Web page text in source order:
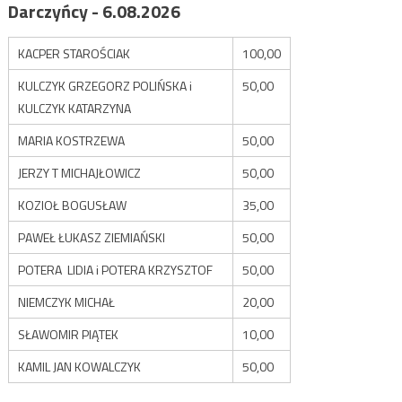
Darczyńcy - 6.08.2026
KACPER STAROŚCIAK
100,00
KULCZYK GRZEGORZ POLIŃSKA i
KULCZYK KATARZYNA
50,00
MARIA KOSTRZEWA
50,00
JERZY T MICHAJŁOWICZ
50,00
KOZIOŁ BOGUSŁAW
35,00
PAWEŁ ŁUKASZ ZIEMIAŃSKI
50,00
POTERA LIDIA i POTERA KRZYSZTOF
50,00
NIEMCZYK MICHAŁ
20,00
SŁAWOMIR PIĄTEK
10,00
KAMIL JAN KOWALCZYK
50,00